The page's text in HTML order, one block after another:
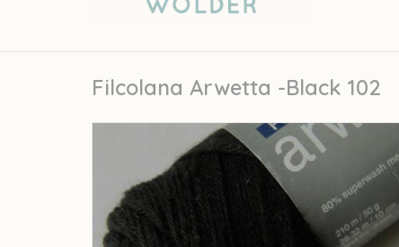
Filcolana Arwetta -Black 102